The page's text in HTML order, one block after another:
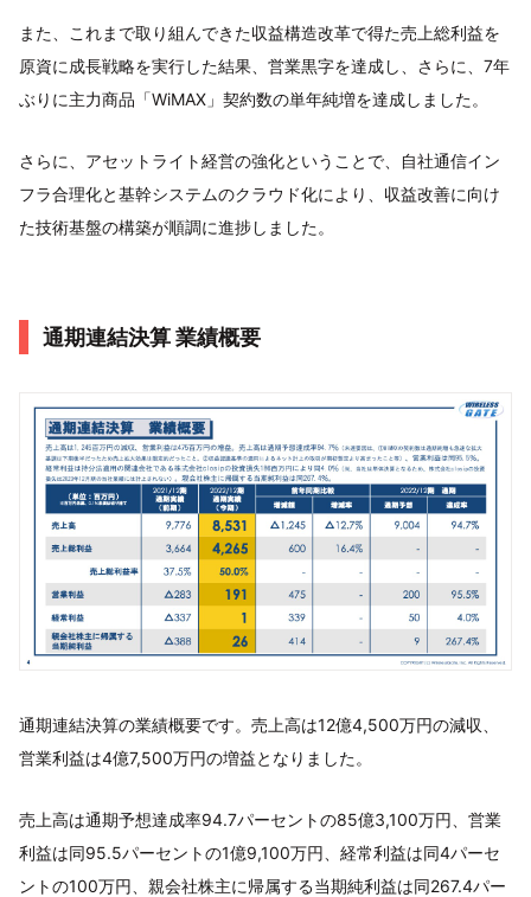
また、これまで取り組んできた収益構造改革で得た売上総利益を
原資に成長戦略を実行した結果、営業黒字を達成し、さらに、7年
ぶりに主力商品「WiMAX」契約数の単年純増を達成しました。
さらに、アセットライト経営の強化ということで、自社通信イン
フラ合理化と基幹システムのクラウド化により、収益改善に向け
た技術基盤の構築が順調に進捗しました。
通期連結決算 業績概要
通期連結決算の業績概要です。売上高は12億4,500万円の減収、
営業利益は4億7,500万円の増益となりました。
売上高は通期予想達成率94.7パーセントの85億3,100万円、営業
利益は同95.5パーセントの1億9,100万円、経常利益は同4パーセ
ントの100万円、親会社株主に帰属する当期純利益は同267.4パー